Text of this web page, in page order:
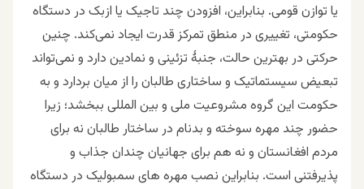
یا توازن قومی. بنابراین، افزودن چند تاجیک یا ازبک در دستگاه
حکومتی، تغییری در منطق تمرکز قدرت ایجاد نمی‌کند. چنین
حرکتی در بهترین حالت، جنبهٔ تزئینی و نمادین دارد و نمی‌تواند
تبعیض سیستماتیک و ساختاری طالبان را از میان بردارد و به
حکومت این گروه مشروعیت ملی و بین المللی ببخشد؛ زیرا
حضور چند مهره سوخته و بدنام در ساختار طالبان نه برای
مردم افغانستان و نه هم برای جهانیان چندان جذاب و
پذیرفتنی است. بنابراین نصب مهره های سمبولیک در دستگاه